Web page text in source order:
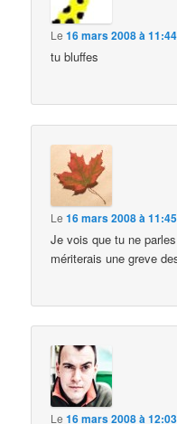
Le16 mars 2008 à 11:44
tu bluffes
Le16 mars 2008 à 11:45
Je vois que tu ne
mériterais une greve
Le16 mars 2008 à 12:03